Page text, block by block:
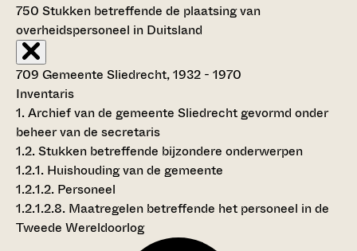
750 Stukken betreffende de plaatsing van
overheidspersoneel in Duitsland
709 Gemeente Sliedrecht, 1932 - 1970
Inventaris
1. Archief van de gemeente Sliedrecht gevormd onder
beheer van de secretaris
1.2. Stukken betreffende bijzondere onderwerpen
1.2.1. Huishouding van de gemeente
1.2.1.2. Personeel
1.2.1.2.8. Maatregelen betreffende het personeel in de
Tweede Wereldoorlog